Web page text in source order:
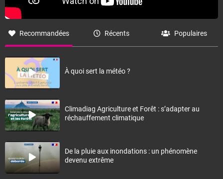
Recommandées Récents Populaires
À quoi sert la météo ?
Climadiag Agriculture et Forêt : s’adapter au
réchauffement climatique
De la pluie aux inondations : un phénomène
devenu extrême